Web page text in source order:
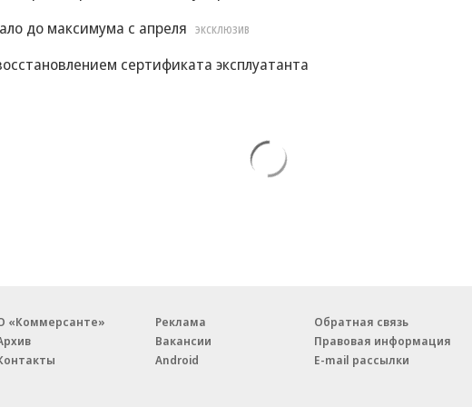
до максимума с апреля
ЭКСКЛЮЗИВ
сертификата эксплуатанта
«Коммерсанте»
Реклама
Вакансии
Android
Обратная связь
Правовая информация
E-mail рассылки